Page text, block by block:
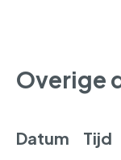
Overige
Datum Tijd